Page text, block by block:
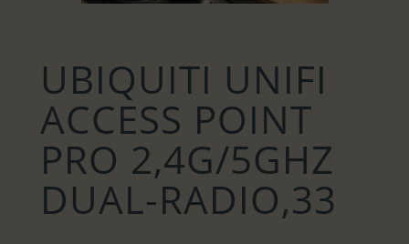
UBIQUITI UNIFI
ACCESS POINT
PRO 2,4G/5GHZ
DUAL-RADIO,33